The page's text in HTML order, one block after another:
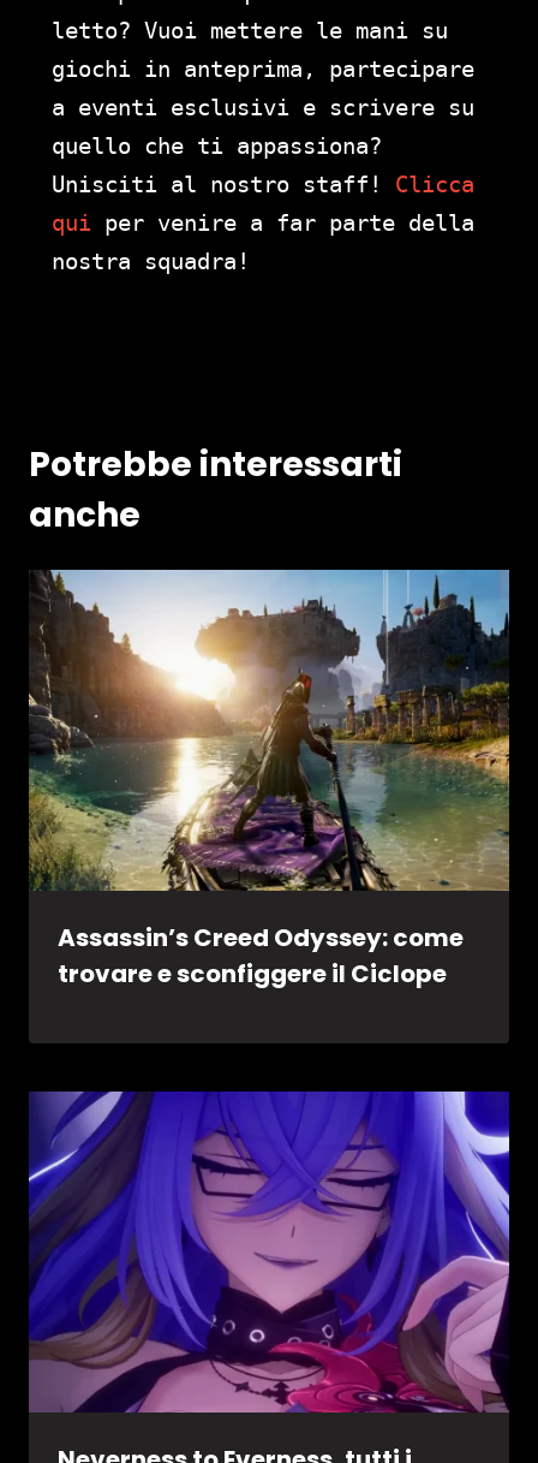
letto? Vuoi mettere le mani su
giochi in anteprima, partecipare
a eventi esclusivi e scrivere su
quello che ti appassiona?
Unisciti al nostro staff! Clicca
qui per venire a far parte della
nostra squadra!
Potrebbe interessarti
anche
Assassin’s Creed Odyssey: come
trovare e sconfiggere il Ciclope